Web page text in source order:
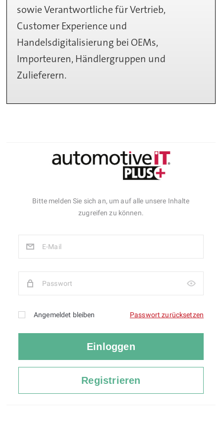
sowie Verantwortliche für Vertrieb,
Customer Experience und
Handelsdigitalisierung bei OEMs,
Importeuren, Händlergruppen und
Zulieferern.